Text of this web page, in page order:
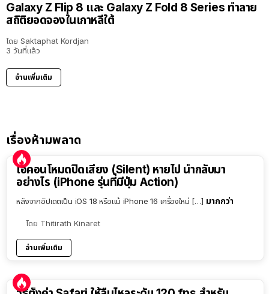
Galaxy Z Flip 8 และ Galaxy Z Fold 8 Series ทำลาย
สถิติยอดจองในเกาหลีใต้
โดย Saktaphat Kordjan
3 วันที่แล้ว
อ่านเพิ่มเติม
เรื่องห้ามพลาด
ไอคอนโหมดปิดเสียง (Silent) หายไป นำกลับมา
อย่างไร (iPhone รุ่นที่มีปุ่ม Action)
หลังจากอัปเดตเป็น iOS 18 หรือแม้ iPhone 16 เครื่องใหม่ […] มากกว่า
โดย Thitirath Kinaret
อ่านเพิ่มเติม